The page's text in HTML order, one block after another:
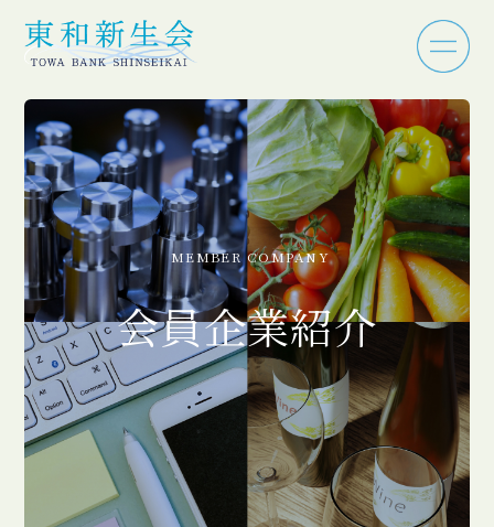
MEMBER COMPANY
会員企業紹介